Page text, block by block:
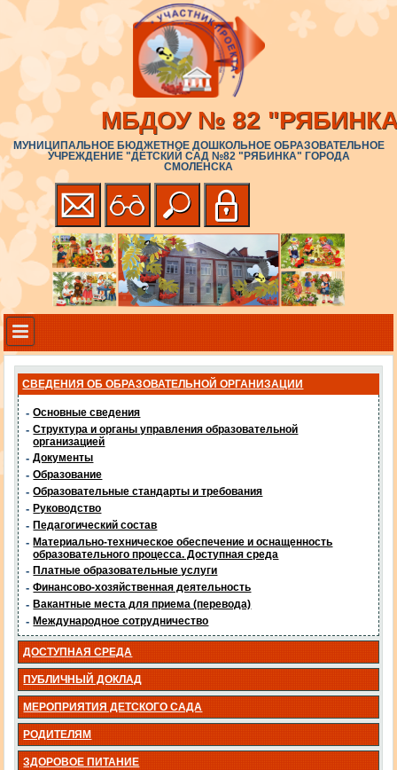
МБДОУ № 82
МУНИЦИПАЛЬНОЕ БЮДЖЕТНОЕ ДОШКОЛЬНОЕ ОБРАЗОВАТЕЛЬНОЕ
УЧРЕЖДЕНИЕ "ДЕТСКИЙ САД №82 "РЯБИНКА" ГОРОДА
СМОЛЕНСКА
СВЕДЕНИЯ ОБ ОБРАЗОВАТЕЛЬНОЙ ОРГАНИЗАЦИИ
- Основные сведения
- Структура и органы управления образовательной
организацией
- Документы
- Образование
- Образовательные стандарты и требования
- Руководство
- Педагогический состав
- Материально-техническое обеспечение и оснащенность
образовательного процесса. Доступная среда
- Платные образовательные услуги
- Финансово-хозяйственная деятельность
- Вакантные места для приема (перевода)
- Международное сотрудничество
ДОСТУПНАЯ СРЕДА
ПУБЛИЧНЫЙ ДОКЛАД
МЕРОПРИЯТИЯ ДЕТСКОГО САДА
РОДИТЕЛЯМ
ЗДОРОВОЕ ПИТАНИЕ